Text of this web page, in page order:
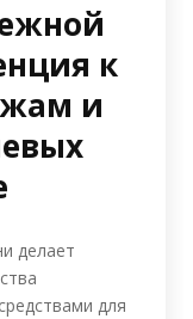
к
и
делает
для